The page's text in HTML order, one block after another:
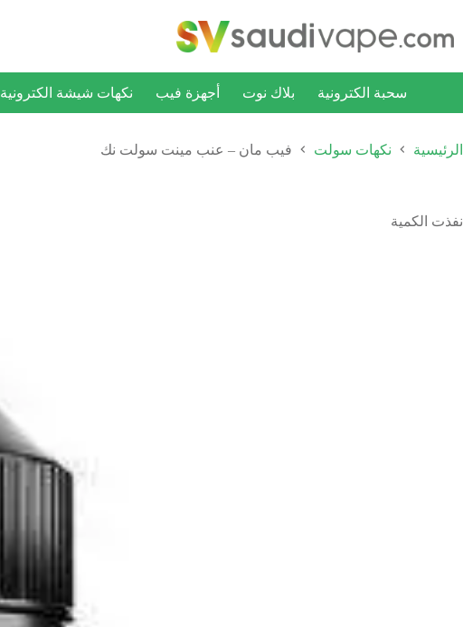
سحبة الكترونية بلاك نوت أجهزة فيب نكهات شيشة الكترونية
الرئيسية نكهات سولت فيب مان – عنب مينت سولت نك
نفذت الكمية